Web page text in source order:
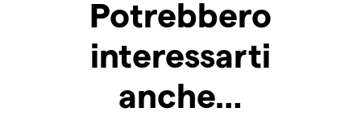
Potrebbero
interessarti
anche…